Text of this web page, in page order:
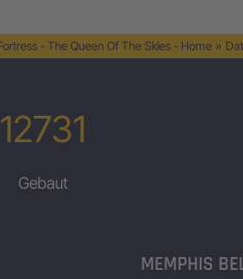
- The Queen Of The Skies - Home »
12731
Gebaut
MEMPHIS